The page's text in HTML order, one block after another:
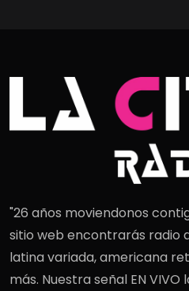
"26 años moviendonos
sitio web encontrarás radio
latina variada, americana
más. Nuestra señal EN